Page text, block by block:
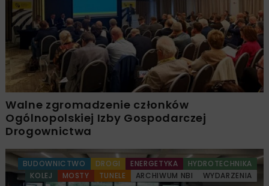
Walne zgromadzenie członków
Ogólnopolskiej Izby Gospodarczej
Drogownictwa
BUDOWNICTWO DROGI ENERGETYKA
HYDROTECHNIKA
KOLEJ
MOSTY TUNELE ARCHIWUM NBI WYDARZENIA